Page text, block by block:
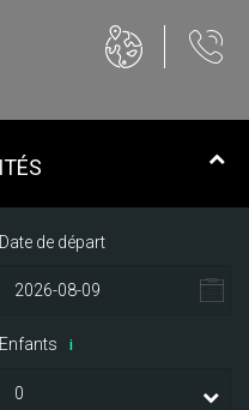
Date de départ
Enfants i